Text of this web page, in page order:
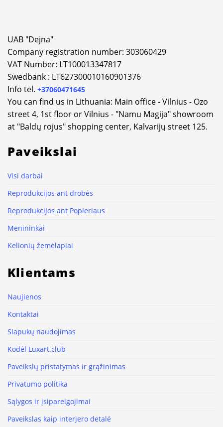
UAB "Dejna"
Company registration number: 303060429
VAT Number: LT100013347817
Swedbank : LT627300010160901376
Info tel. +37060471645
You can find us in Lithuania: Main office - Vilnius - Ozo
street 4, 1st floor or Vilnius - "Namu Magija" showroom
at "Baldų rojus" shopping center, Kalvarijų street 125.
Paveikslai
Visi darbai
Reprodukcijos ant drobės
Reprodukcijos ant Popieriaus
Menininkai
Kelionių žemėlapiai
Klientams
Naujienos
Kontaktai
Slapukų naudojimas
Kodėl Luxart.club
Paveikslų pristatymas ir grąžinimas
Privatumo politika
Sąlygos ir įsipareigojimai
Paveikslas kaip interjero detalė